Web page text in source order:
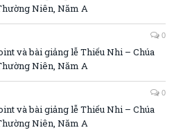
Niên, Năm A
0
và bài giảng lễ Thiếu Nhi – Chúa
Niên, Năm A
0
và bài giảng lễ Thiếu Nhi – Chúa
Niên, Năm A